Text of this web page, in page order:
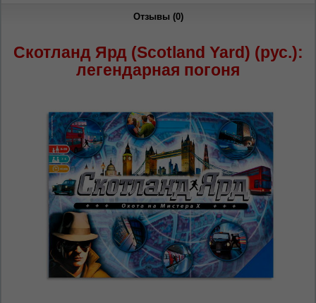
Отзывы (0)
Скотланд Ярд (Scotland Yard) (рус.):
легендарная погоня
oricând să faceți asta în colțul din dreapta sus
RO RU